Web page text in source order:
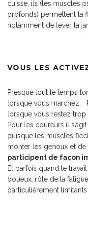
cuisse, ils (les muscles
profonds) permettent la
notamment de lever la
VOUS LES
Presque tout le temps
lorsque vous marchez…
lorsque vous restez
Pour les coureurs il
puisque les muscles
monter les genoux et de
participent de façon
Et parfois quand le
boueux, rôle de la
particulièrement